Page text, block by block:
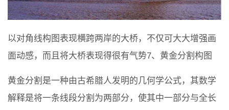
以对角线构图表现横跨两岸的大桥，不仅可大大增强画
面动感，而且将大桥表现得很有气势7、黄金分割构图
黄金分割是一种由古希腊人发明的几何学公式，其数学
解释是将一条线段分割为两部分，使其中一部分与全长